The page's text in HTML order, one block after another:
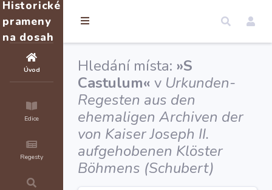
Historické
prameny
na dosah
Úvod
Edice
Regesty
Hledání místa: »S
Castulum« v Urkunden-
Regesten aus den
ehemaligen Archiven der
von Kaiser Joseph II.
aufgehobenen Klöster
Böhmens (Schubert)